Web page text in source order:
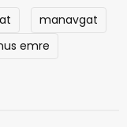
manavgat
emre